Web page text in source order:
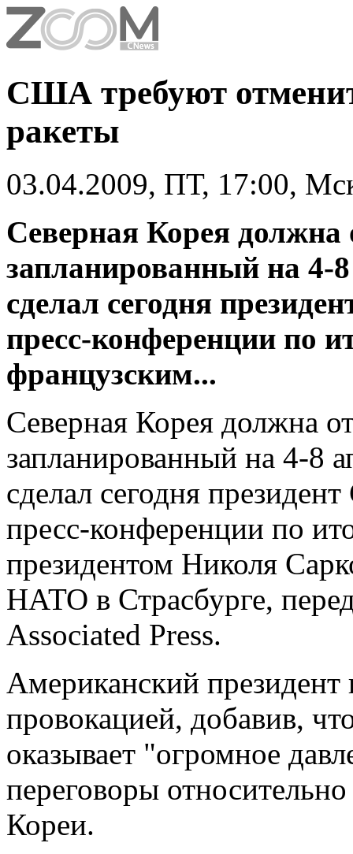
США требуют
ракеты
03.04.2009, ПТ, 17:00,
Северная Корея должна
запланированный на 4-8
сделал сегодня
пресс-конференции по
французским...
Северная Корея должна
запланированный на 4-8
сделал сегодня
пресс-конференции по
президентом Николя
НАТО в Страсбурге,
Associated Press.
Американский
провокацией, добавив,
оказывает "огромное
переговоры
Кореи.